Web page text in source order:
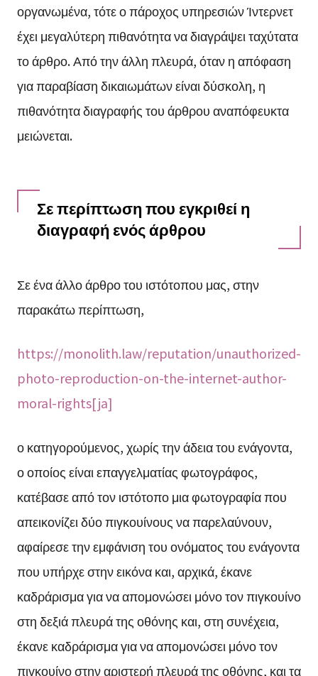
οργανωμένα, τότε ο πάροχος υπηρεσιών Ίντερνετ
έχει μεγαλύτερη πιθανότητα να διαγράψει ταχύτατα
το άρθρο. Από την άλλη πλευρά, όταν η απόφαση
για παραβίαση δικαιωμάτων είναι δύσκολη, η
πιθανότητα διαγραφής του άρθρου αναπόφευκτα
μειώνεται.
Σε περίπτωση που εγκριθεί η
διαγραφή ενός άρθρου
Σε ένα άλλο άρθρο του ιστότοπου μας, στην
παρακάτω περίπτωση,
https://monolith.law/reputation/unauthorized-
photo-reproduction-on-the-internet-author-
moral-rights[ja]
ο κατηγορούμενος, χωρίς την άδεια του ενάγοντα,
ο οποίος είναι επαγγελματίας φωτογράφος,
κατέβασε από τον ιστότοπο μια φωτογραφία που
απεικονίζει δύο πιγκουίνους να παρελαύνουν,
αφαίρεσε την εμφάνιση του ονόματος του ενάγοντα
που υπήρχε στην εικόνα και, αρχικά, έκανε
καδράρισμα για να απομονώσει μόνο τον πιγκουίνο
στη δεξιά πλευρά της οθόνης και, στη συνέχεια,
έκανε καδράρισμα για να απομονώσει μόνο τον
πιγκουίνο στην αριστερή πλευρά της οθόνης, και τα